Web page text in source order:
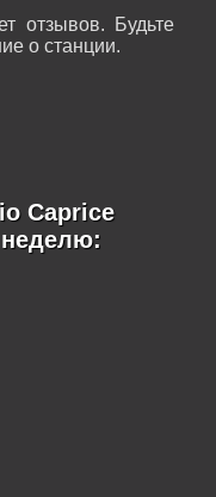
отзывов. Будьте
о станции.
Caprice
неделю: